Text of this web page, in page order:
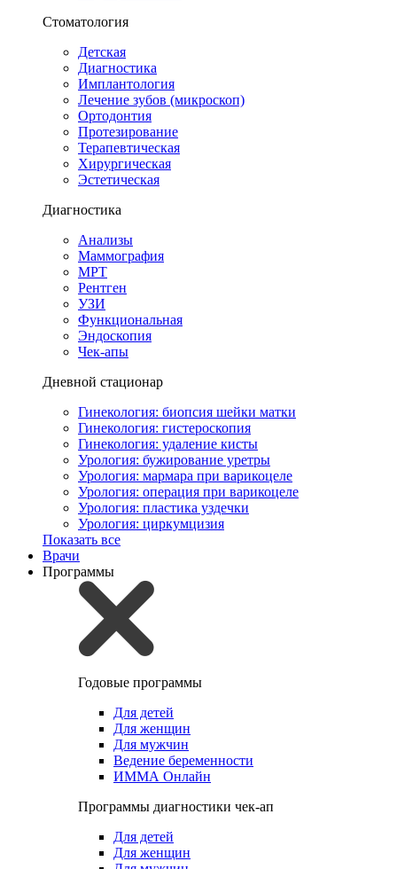
Стоматология
Детская
Диагностика
Имплантология
Лечение зубов (микроскоп)
Ортодонтия
Протезирование
Терапевтическая
Хирургическая
Эстетическая
Диагностика
Анализы
Маммография
МРТ
Рентген
УЗИ
Функциональная
Эндоскопия
Чек-апы
Дневной стационар
Гинекология: биопсия шейки матки
Гинекология: гистероскопия
Гинекология: удаление кисты
Урология: бужирование уретры
Урология: мармара при варикоцеле
Урология: операция при варикоцеле
Урология: пластика уздечки
Урология: циркумцизия
Показать все
Врачи
Программы
Годовые программы
Для детей
Для женщин
Для мужчин
Ведение беременности
ИММА Онлайн
Программы диагностики чек-ап
Для детей
Для женщин